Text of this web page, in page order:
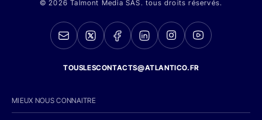
© 2026 Talmont Media SAS. tous droits réservés.
TOUSLESCONTACTS@ATLANTICO.FR
MIEUX NOUS CONNAITRE